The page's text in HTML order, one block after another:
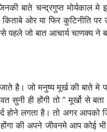
बाते चन्द्रगुप्त मोर्यकाल मे
ओर या फिर कुटिनीति
पहले जो बात आचार्य चाणक्य ने
है। जो मनुष्य मूर्ख की बाते मे
सुनी ही होंगी तो ” मूर्खो से
होने लगता है। तो अगर आपको
की अपने जीवनमे आप कोई भी